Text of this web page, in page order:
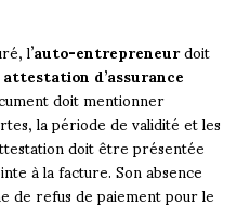
l’auto-entrepreneurdoit
attestation d’assurance
doit mentionner
la période de validité et les
doit être présentée
à la facture. Son absence
de refus de paiement pour le